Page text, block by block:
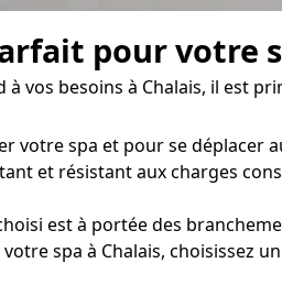
pour votre
vos besoins à Chalais, il est
spa et pour se déplacer
et résistant aux charges
est à portée des
spa à Chalais, choisissez